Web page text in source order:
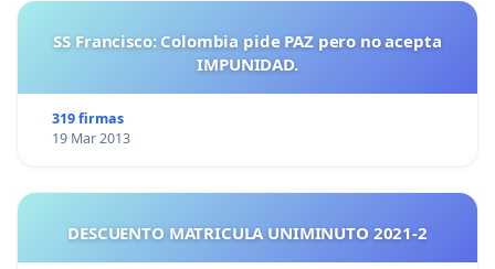
SS Francisco: Colombia pide PAZ pero no acepta
IMPUNIDAD.
319 firmas
19 Mar 2013
DESCUENTO MATRICULA UNIMINUTO 2021-2